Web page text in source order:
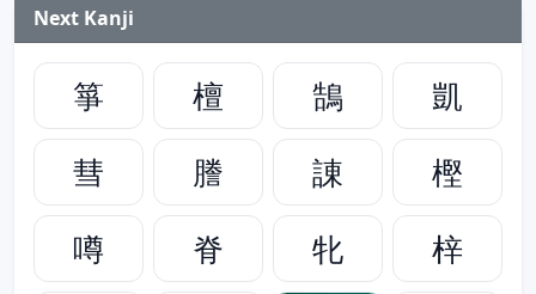
Next Kanji
箏 檀 鵠
凱
彗
謄 諌
樫
噂
脊 牝
梓